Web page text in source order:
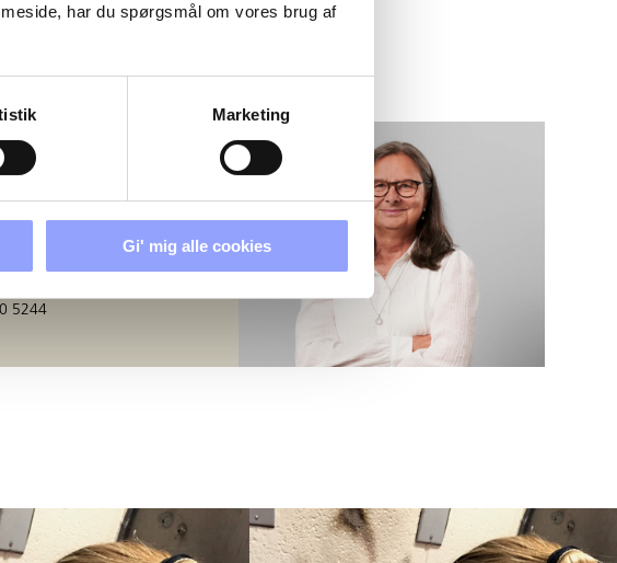
har du spørgsmål om vores brug af
Marketing
Gi' mig alle cookies
5244